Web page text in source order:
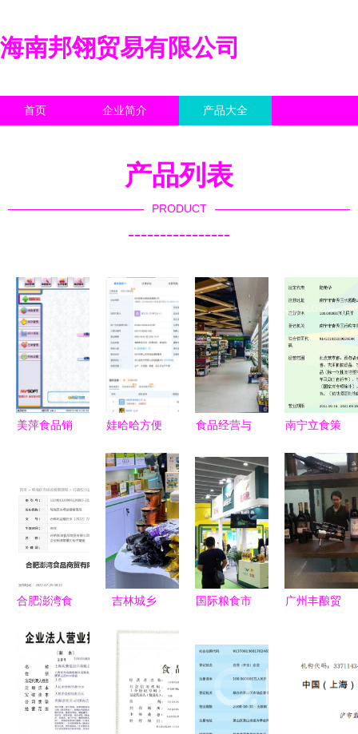
海南邦翎贸易有限公司
首页 企业简介 产品大全
产品列表
PRODUCT
----------------
美萍食品销
食品经营贸
易的高效之
选
娃哈哈方便
胜，开启食
品经营贸易
新篇章
食品经营与
营业执照经
营范围详解
南宁立食策
南疆鲜活法
则
合肥澎湾食
重金属含量
超标梭子蟹
案 食品经
营者责任与
吉林城乡
参加全
国“糖酒
国际粮食市
手 ABCD如
80%食品贸
易命脉
广州丰酿贸
构筑健康生